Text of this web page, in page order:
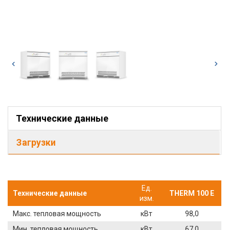
Технические данные
Загрузки
Технические данные
Ед.
изм.
THERM 100 E
Макс. тепловая мощность кВт
98,0